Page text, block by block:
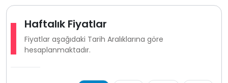
Haftalık Fiyatlar
Fiyatlar aşağıdaki Tarih Aralıklarına göre
hesaplanmaktadır.